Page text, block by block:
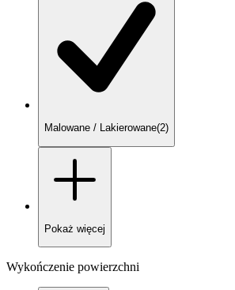
Malowane / Lakierowane(2)
Pokaż więcej
Wykończenie powierzchni